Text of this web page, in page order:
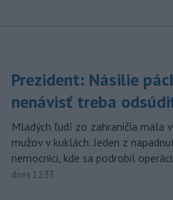
Prezident: Násilie
nenávisť treba
Mladých ľudí zo zahraničia mala
mužov v kuklách. Jeden z
nemocnici, kde sa podrobil
dnes 12:33